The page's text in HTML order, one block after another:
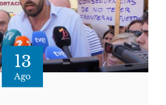
13
Ago